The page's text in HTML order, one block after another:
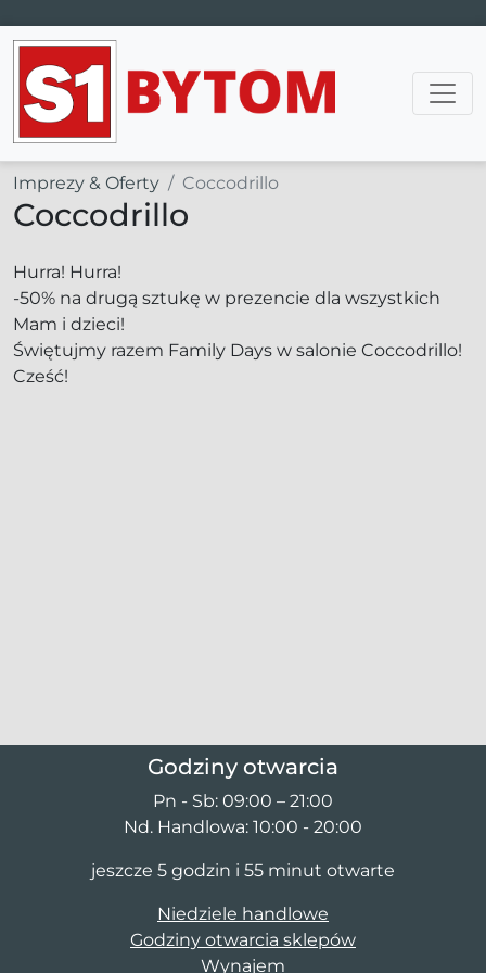
Main Navigation
Imprezy & Oferty Coccodrillo
Coccodrillo
Hurra! Hurra!
-50% na drugą sztukę w prezencie dla wszystkich
Mam i dzieci!
Świętujmy razem Family Days w salonie Coccodrillo!
Cześć!
Godziny otwarcia
Pn - Sb: 09:00 – 21:00
Nd. Handlowa: 10:00 - 20:00
jeszcze 5 godzin i 55 minut otwarte
Niedziele handlowe
Godziny otwarcia sklepów
Wynajem